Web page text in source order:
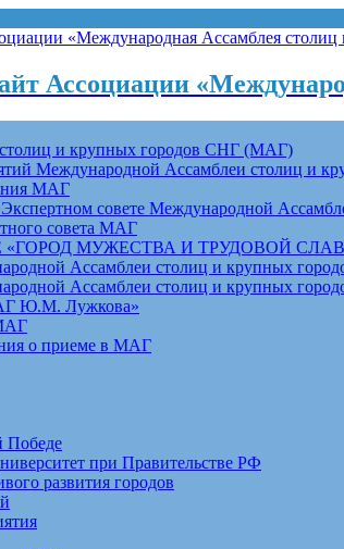
Ассоциации
и крупных городов СНГ (МАГ)
Международной Ассамблеи столиц и
МАГ
совете Международной
совета МАГ
МУЖЕСТВА И ТРУДОВОЙ
Ассамблеи столиц и крупных
Ассамблеи столиц и крупных
Ю.М. Лужкова»
о приеме в МАГ
Победе
при Правительстве РФ
развития городов